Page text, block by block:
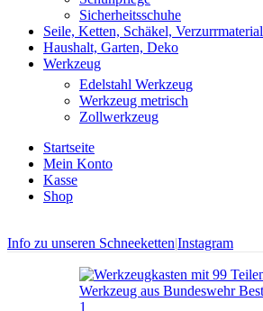
Sicherheitsschuhe
Seile, Ketten, Schäkel, Verzurrmaterial
Haushalt, Garten, Deko
Werkzeug
Edelstahl Werkzeug
Werkzeug metrisch
Zollwerkzeug
Startseite
Mein Konto
Kasse
Shop
Info zu unseren Schneeketten|Instagram